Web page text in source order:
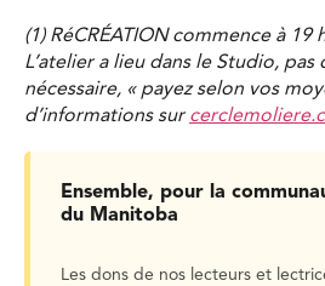
(1) RéCRÉATION commence à 19
L’atelier a lieu dans le Studio, pas
nécessaire, « payez selon vos
d’informations sur
Ensemble, pour la
du Manitoba
Les dons de nos lecteurs et